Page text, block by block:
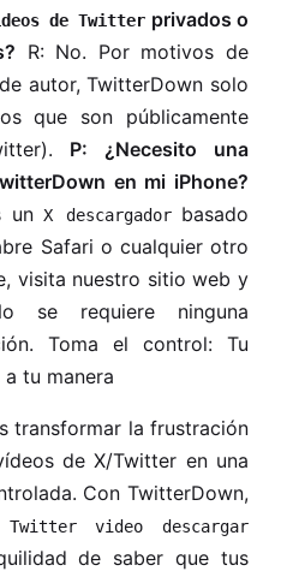
de Twitter privados o
R: No. Por motivos de
autor, TwitterDown solo
que son públicamente
P: ¿Necesito una
en mi iPhone?
un X descargadorbasado
Safari o cualquier otro
visita nuestro sitio web y
se requiere ninguna
Toma el control: Tu
tu manera
transformar la frustración
de X/Twitter en una
Con TwitterDown,
Twitter video descargar
de saber que tus